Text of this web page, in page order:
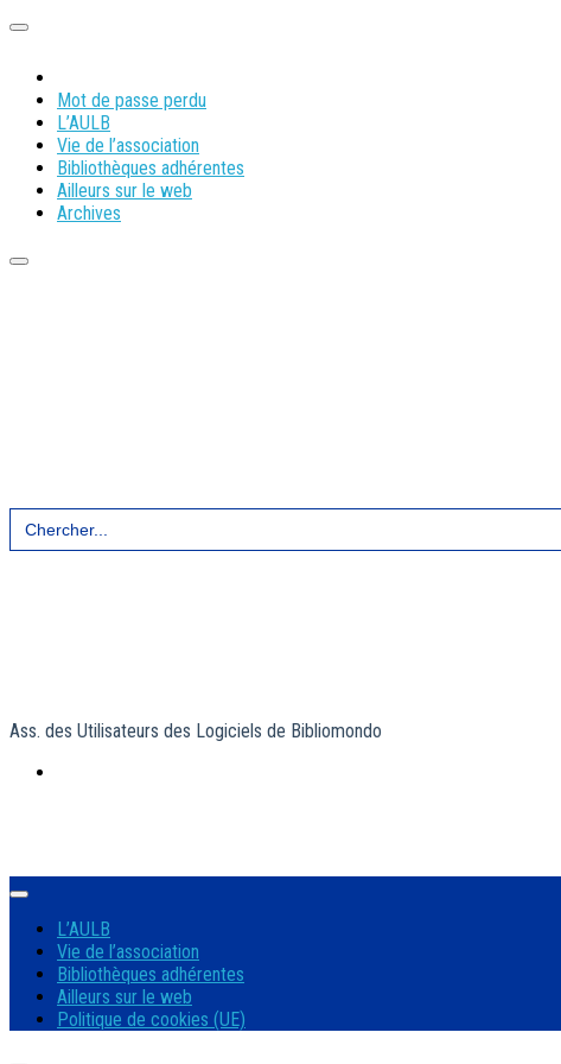
Mot de passe perdu
L’AULB
Vie de l’association
Bibliothèques adhérentes
Ailleurs sur le web
Archives
Search
for:
Ass. des Utilisateurs des Logiciels de Bibliomondo
L’AULB
Vie de l’association
Bibliothèques adhérentes
Ailleurs sur le web
Politique de cookies (UE)